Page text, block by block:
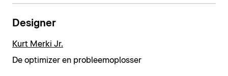
Designer
Kurt Merki Jr.
De optimizer en probleemoplosser